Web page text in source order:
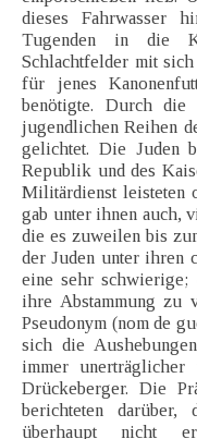
dieses Fahrwasser
Tugenden in die
Schlachtfelder mit
für jenes
benötigte. Durch die
jugendlichen Reihen
gelichtet. Die Juden
Republik und des
Militärdienst leisteten
gab unter ihnen auch,
die es zuweilen bis
der Juden unter ihren
eine sehr
ihre Abstammung zu
Pseudonym (nom de
sich die
immer
Drückeberger. Die
berichteten
überhaupt nicht